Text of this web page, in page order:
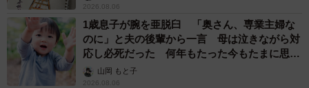
2026.08.06
1歳息子が腕を亜脱臼 「奥さん、専業主婦な
のに」と夫の後輩から一言 母は泣きながら対
応し必死だった 何年もたった今もたまに思い
出し…山岡 もと子
2026.08.06